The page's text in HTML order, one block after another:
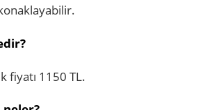
fiyatı 1150 TL.